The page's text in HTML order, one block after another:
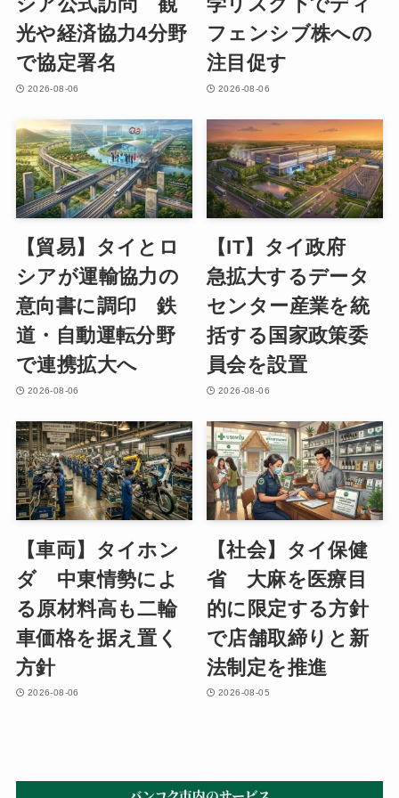
光や経済協力4分野
で協定署名
2026-08-06
フェンシブ株への
注目促す
2026-08-06
【貿易】タイとロ
シアが運輸協力の
意向書に調印 鉄
道・自動運転分野
で連携拡大へ
2026-08-06
【IT】タイ政府
急拡大するデータ
センター産業を統
括する国家政策委
員会を設置
2026-08-06
【車両】タイホン
ダ 中東情勢によ
る原材料高も二輪
車価格を据え置く
方針
2026-08-06
【社会】タイ保健
省 大麻を医療目
的に限定する方針
で店舗取締りと新
法制定を推進
2026-08-05